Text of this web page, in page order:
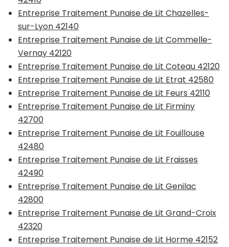
Entreprise Traitement Punaise de Lit Chazelles-
sur-Lyon 42140
Entreprise Traitement Punaise de Lit Commelle-
Vernay 42120
Entreprise Traitement Punaise de Lit Coteau 42120
Entreprise Traitement Punaise de Lit Etrat 42580
Entreprise Traitement Punaise de Lit Feurs 42110
Entreprise Traitement Punaise de Lit Firminy
42700
Entreprise Traitement Punaise de Lit Fouillouse
42480
Entreprise Traitement Punaise de Lit Fraisses
42490
Entreprise Traitement Punaise de Lit Genilac
42800
Entreprise Traitement Punaise de Lit Grand-Croix
42320
Entreprise Traitement Punaise de Lit Horme 42152